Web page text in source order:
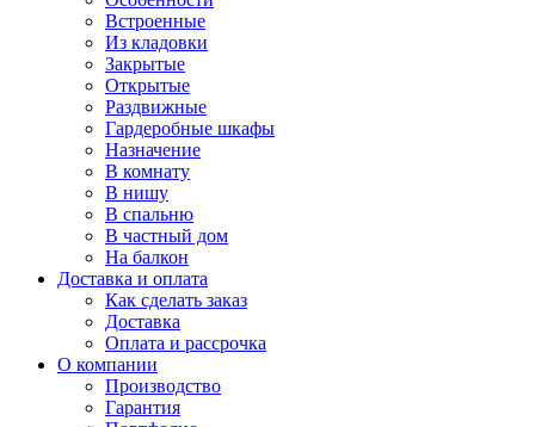
Встроенные
Из кладовки
Закрытые
Открытые
Раздвижные
Гардеробные шкафы
Назначение
В комнату
В нишу
В спальню
В частный дом
На балкон
Доставка и оплата
Как сделать заказ
Доставка
Оплата и рассрочка
О компании
Производство
Гарантия